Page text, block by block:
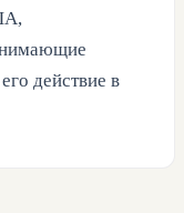
действие в